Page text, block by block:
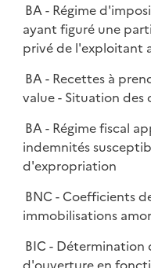
BA - Régime
ayant figuré une
privé de l'exploitant
BA - Recettes à
value - Situation des
BA - Régime fiscal
indemnités
d'expropriation
BNC - Coefficients
immobilisations
BIC -